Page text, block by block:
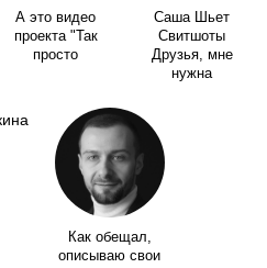
А это видео
проекта "Так
просто
Саша Шьет
Свитшоты
Друзья, мне
нужна
Как обещал,
описываю свои